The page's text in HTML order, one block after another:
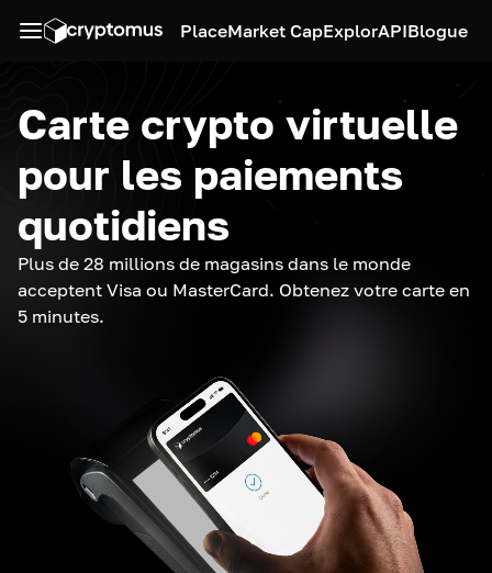
PlaceMarket CapExplorAPIBlogue
Carte crypto virtuelle
pour les paiements
quotidiens
Plus de 28 millions de magasins dans le monde
acceptent Visa ou MasterCard. Obtenez votre carte en
5 minutes.